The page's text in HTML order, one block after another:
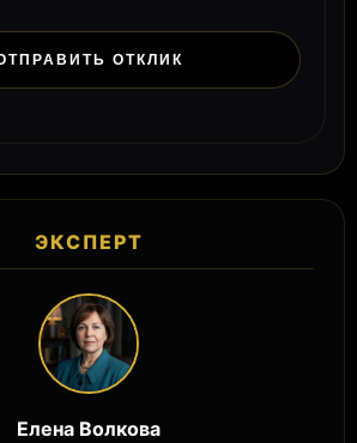
ЭКСПЕРТ
Елена Волкова